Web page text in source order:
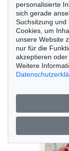
personalisierte
sich gerade
Suchsitzung und
Cookies, um
unsere Website
nur für die
akzeptieren oder
Weitere